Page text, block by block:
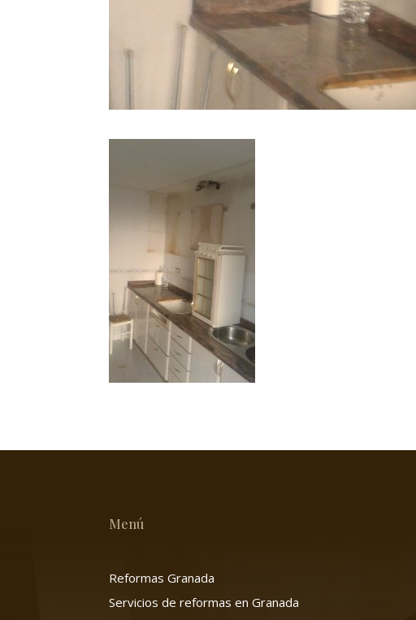
Menú
Reformas Granada
Servicios de reformas en Granada